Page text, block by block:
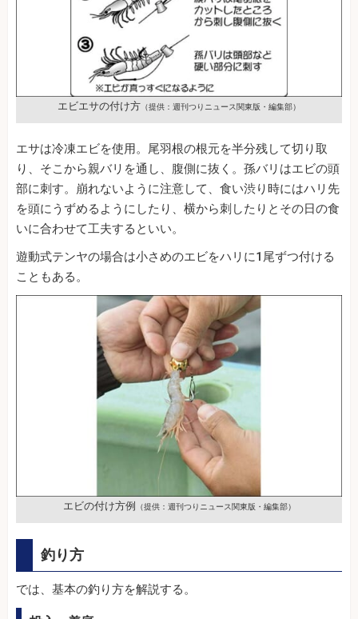
エビエサの付け方 （提供：週刊つりニュース関東版・編集部）
エサは冷凍エビを使用。尾羽根の根元を半分残して切り取
り、そこから親バリを通し、腹側に抜く。孫バリはエビの頭
部に刺す。崩れないように注意して、食い渋り時にはハリ先
を頭にうずめるようにしたり、横から刺したりとその日の食
いに合わせて工夫するといい。
遊動式テンヤの場合は小さめのエビをハリに1尾ずつ付ける
こともある。
エビの付け方例 （提供：週刊つりニュース関東版・編集部）
釣り方
では、基本の釣り方を解説する。